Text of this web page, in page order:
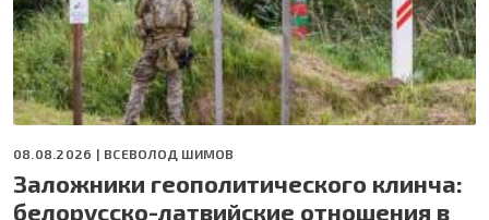
08.08.2026 | ВСЕВОЛОД ШИМОВ
Заложники геополитического клинча:
белорусско-латвийские отношения в